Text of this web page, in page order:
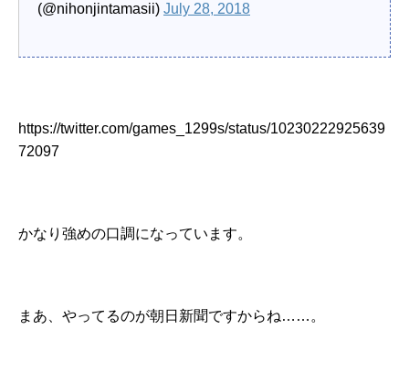
(@nihonjintamasii) July 28, 2018
https://twitter.com/games_1299s/status/10230222925639
72097
かなり強めの口調になっています。
まあ、やってるのが朝日新聞ですからね……。